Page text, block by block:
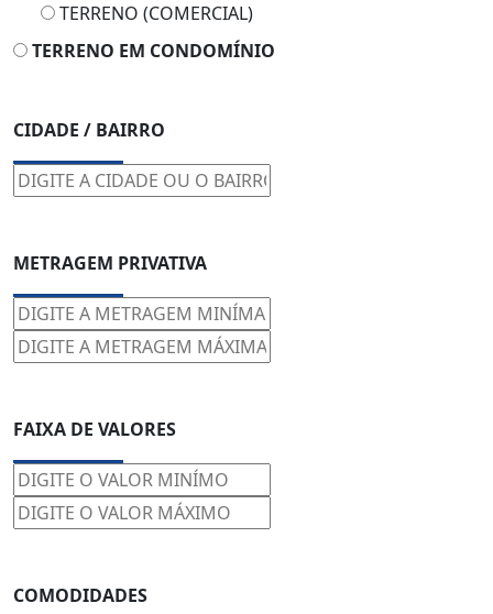
TERRENO (COMERCIAL)
TERRENO EM CONDOMÍNIO
CIDADE / BAIRRO
METRAGEM PRIVATIVA
FAIXA DE VALORES
COMODIDADES